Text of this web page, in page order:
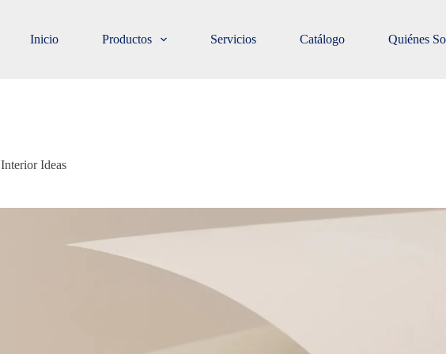
Inicio Productos Servicios Catálogo Quiénes
Interior Ideas